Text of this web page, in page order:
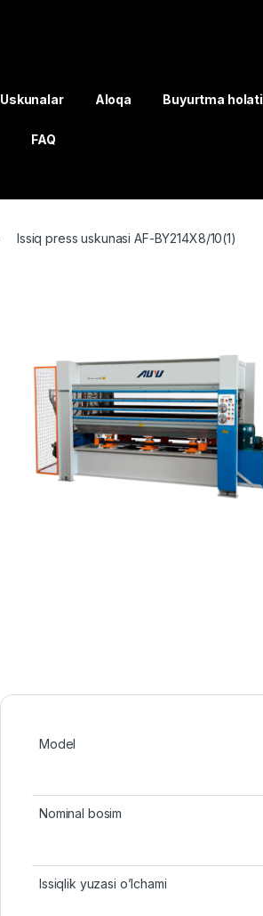
Uskunalar Aloqa Buyurtma holati
FAQ
Issiq press uskunasi AF-BY214X8/10(1)
Model
Nominal bosim
Issiqlik yuzasi o’lchami